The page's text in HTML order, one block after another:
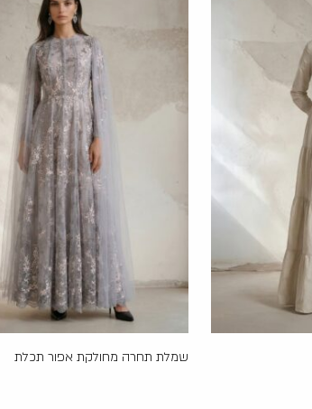
שמלת תחרה מחולקת אפור תכלת